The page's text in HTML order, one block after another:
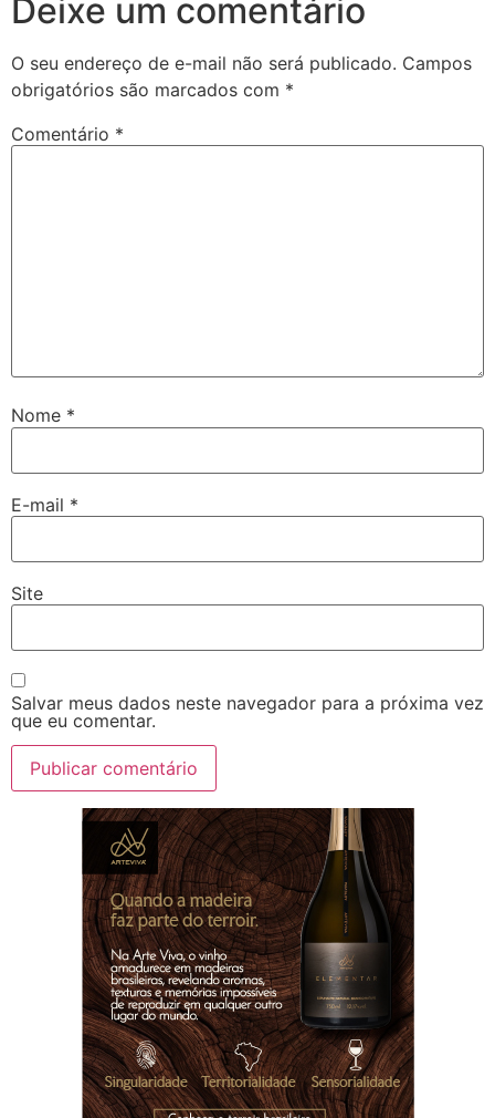
Deixe um comentário
O seu endereço de e-mail não será publicado. Campos
obrigatórios são marcados com *
Comentário *
Nome *
E-mail *
Site
Salvar meus dados neste navegador para a próxima vez
que eu comentar.